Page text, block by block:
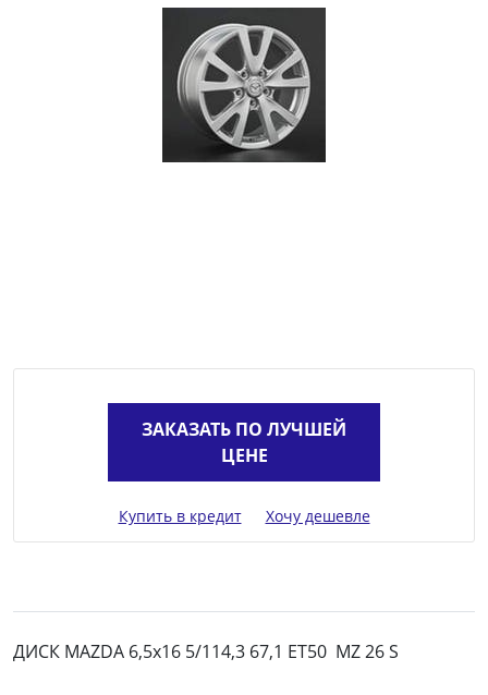
ЗАКАЗАТЬ ПО ЛУЧШЕЙ
ЦЕНЕ
Купить в кредит Хочу дешевле
ДИСК MAZDA 6,5x16 5/114,3 67,1 ET50 MZ 26 S